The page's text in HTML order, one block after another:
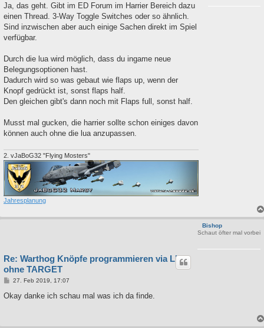
i
r
a
Ja, das geht. Gibt im ED Forum im Harrier Bereich dazu
einen Thread. 3-Way Toggle Switches oder so ähnlich.
Sind inzwischen aber auch einige Sachen direkt im Spiel
verfügbar.
Durch die lua wird möglich, dass du ingame neue
Belegungsoptionen hast.
Dadurch wird so was gebaut wie flaps up, wenn der
Knopf gedrückt ist, sonst flaps half.
Den gleichen gibt's dann noch mit Flaps full, sonst half.
Musst mal gucken, die harrier sollte schon einiges davon
können auch ohne die lua anzupassen.
2. vJaBoG32 "Flying Mosters"
Jahresplanung
Bishop
Schaut öfter mal vorbei
Re: Warthog Knöpfe programmieren via LUA
ohne TARGET
B
i
27. Feb 2019, 17:07
Okay danke ich schau mal was ich da finde.